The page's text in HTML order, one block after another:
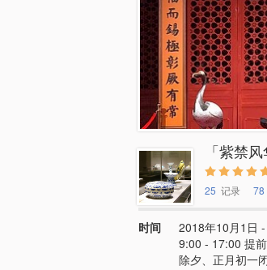
「紫禁
25 记录 78
时间
2018年10月1日
9:00 - 17:00 提
除夕、正月初一